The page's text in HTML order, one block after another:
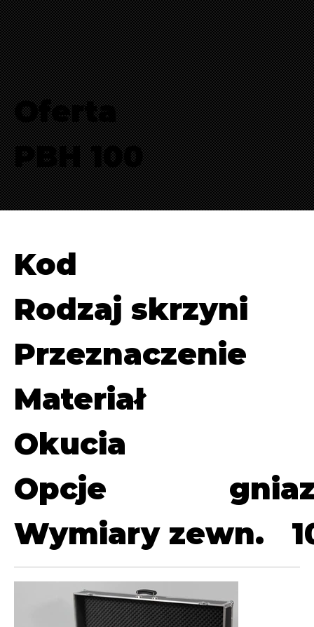
Oferta
PBH 100
Kod
Rodzaj skrzyni
Przeznaczenie
Materiał
Okucia
Opcje
Wymiary zewn.